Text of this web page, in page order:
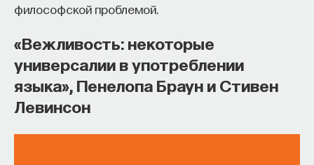
философской проблемой.
«Вежливость: некоторые
универсалии в употреблении
языка», Пенелопа Браун и Стивен
Левинсон